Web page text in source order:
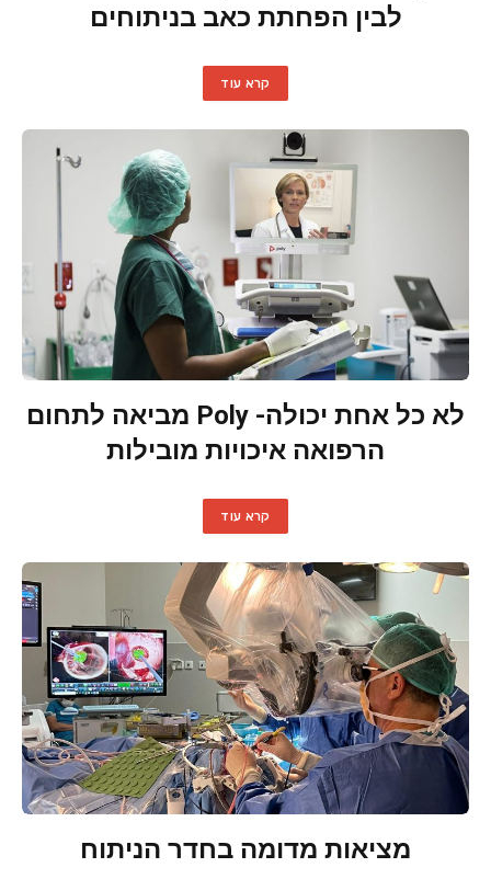
לבין הפחתת כאב בניתוחים
קרא עוד
לא כל אחת יכולה- Poly מביאה לתחום
הרפואה איכויות מובילות
קרא עוד
מציאות מדומה בחדר הניתוח